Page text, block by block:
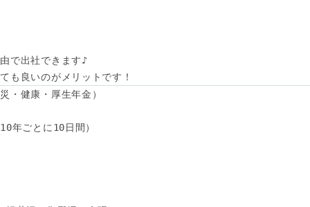
で出社できます♪
も良いのがメリットです！
・健康・厚生年金）
年ごとに10日間）